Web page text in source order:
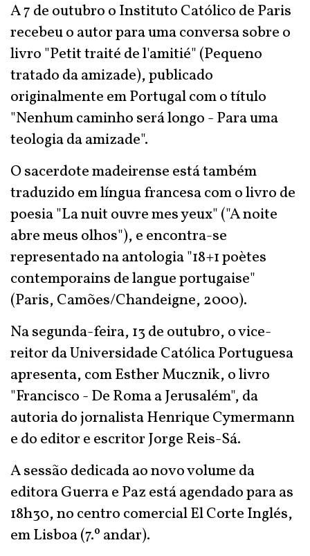
A 7 de outubro o Instituto Católico de Paris
recebeu o autor para uma conversa sobre o
livro "Petit traité de l'amitié" (Pequeno
tratado da amizade), publicado
originalmente em Portugal com o título
"Nenhum caminho será longo - Para uma
teologia da amizade".
O sacerdote madeirense está também
traduzido em língua francesa com o livro de
poesia "La nuit ouvre mes yeux" ("A noite
abre meus olhos"), e encontra-se
representado na antologia "18+1 poètes
contemporains de langue portugaise"
(Paris, Camões/Chandeigne, 2000).
Na segunda-feira, 13 de outubro, o vice-
reitor da Universidade Católica Portuguesa
apresenta, com Esther Mucznik, o livro
"Francisco - De Roma a Jerusalém", da
autoria do jornalista Henrique Cymermann
e do editor e escritor Jorge Reis-Sá.
A sessão dedicada ao novo volume da
editora Guerra e Paz está agendado para as
18h30, no centro comercial El Corte Inglés,
em Lisboa (7.º andar).